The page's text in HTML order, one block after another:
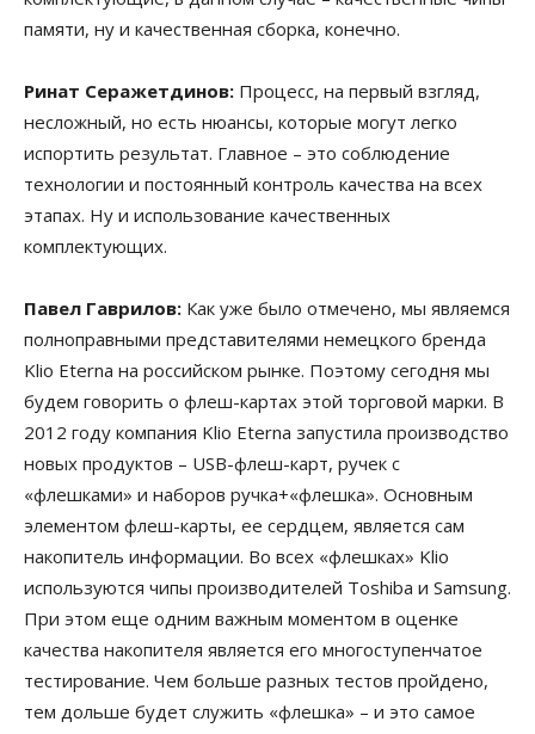
памяти, ну и качественная сборка, конечно.
Ринат Серажетдинов: Процесс, на первый взгляд,
несложный, но есть нюансы, которые могут легко
испортить результат. Главное – это соблюдение
технологии и постоянный контроль качества на всех
этапах. Ну и использование качественных
комплектующих.
Павел Гаврилов: Как уже было отмечено, мы являемся
полноправными представителями немецкого бренда
Klio Eterna на российском рынке. Поэтому сегодня мы
будем говорить о флеш-картах этой торговой марки. В
2012 году компания Klio Eterna запустила производство
новых продуктов – USB-флеш-карт, ручек с
«флешками» и наборов ручка+«флешка». Основным
элементом флеш-карты, ее сердцем, является сам
накопитель информации. Во всех «флешках» Klio
используются чипы производителей Toshiba и Samsung.
При этом еще одним важным моментом в оценке
качества накопителя является его многоступенчатое
тестирование. Чем больше разных тестов пройдено,
тем дольше будет служить «флешка» – и это самое